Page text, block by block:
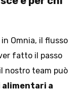
Omnia, il flusso
fatto il passo
nostro team può
a